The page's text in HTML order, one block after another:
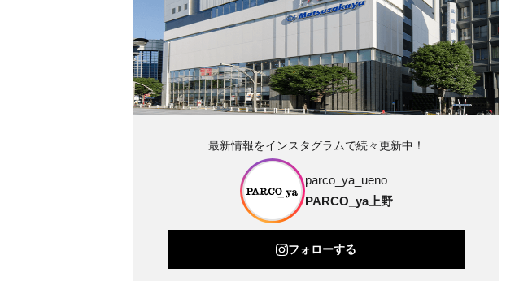
最新情報をインスタグラムで続々更新中！
parco_ya_ueno
PARCO_ya上野
フォローする